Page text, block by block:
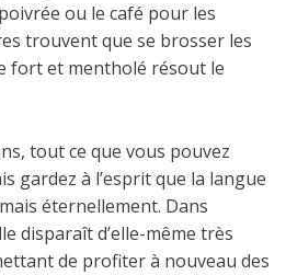
ou le café pour les
trouvent que se brosser les
fort et mentholé résout le
tout ce que vous pouvez
gardez à l’esprit que la langue
éternellement. Dans
disparaît d’elle-même très
de profiter à nouveau des